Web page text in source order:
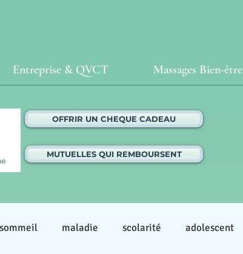
Entreprise & QVCT Massages Bien-être
sommeil maladie scolarité adolescent
OFFRIR UN CHEQUE CADEAU
MUTUELLES QUI REMBOURSENT